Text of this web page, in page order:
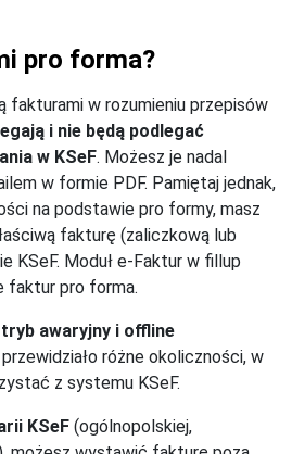
pro forma?
fakturami w rozumieniu przepisów
i nie będą podlegać
w KSeF. Możesz je nadal
w formie PDF. Pamiętaj jednak,
na podstawie pro formy, masz
fakturę (zaliczkową lub
KSeF. Moduł e-Faktur w fillup
faktur pro forma.
tryb awaryjny i offline
różne okoliczności, w
z systemu KSeF.
KSeF (ogólnopolskiej,